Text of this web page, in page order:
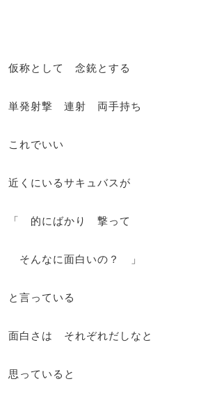
仮称として 念銃とする
単発射撃 連射 両手持ち
これでいい
近くにいるサキュバスが
「 的にばかり 撃って
そんなに面白いの？ 」
と言っている
面白さは それぞれだしなと
思っていると